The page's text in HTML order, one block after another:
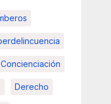
Concienciación
Derecho